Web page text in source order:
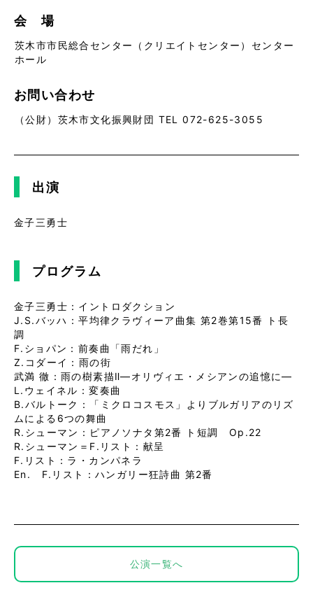
会 場
茨木市市民総合センター（クリエイトセンター）センター
ホール
お問い合わせ
（公財）茨木市文化振興財団 TEL 072-625-3055
出演
金子三勇士
プログラム
金子三勇士：イントロダクション
J.S.バッハ：平均律クラヴィーア曲集 第2巻第15番 ト長
調
F.ショパン：前奏曲「雨だれ」
Z.コダーイ：雨の街
武満 徹：雨の樹素描Ⅱ―オリヴィエ・メシアンの追憶に―
L.ウェイネル：変奏曲
B.バルトーク：「ミクロコスモス」よりブルガリアのリズ
ムによる6つの舞曲
R.シューマン：ピアノソナタ第2番 ト短調 Op.22
R.シューマン＝F.リスト：献呈
F.リスト：ラ・カンパネラ
En. F.リスト：ハンガリー狂詩曲 第2番
公演一覧へ